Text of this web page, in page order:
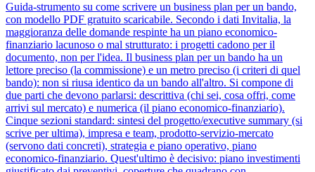
Guida-strumento su come scrivere un business plan per un bando,
con modello PDF gratuito scaricabile. Secondo i dati Invitalia, la
maggioranza delle domande respinte ha un piano economico-
finanziario lacunoso o mal strutturato: i progetti cadono per il
documento, non per l'idea. Il business plan per un bando ha un
lettore preciso (la commissione) e un metro preciso (i criteri di quel
bando): non si riusa identico da un bando all'altro. Si compone di
due parti che devono parlarsi: descrittiva (chi sei, cosa offri, come
arrivi sul mercato) e numerica (il piano economico-finanziario).
Cinque sezioni standard: sintesi del progetto/executive summary (si
scrive per ultima), impresa e team, prodotto-servizio-mercato
(servono dati concreti), strategia e piano operativo, piano
economico-finanziario. Quest'ultimo è decisivo: piano investimenti